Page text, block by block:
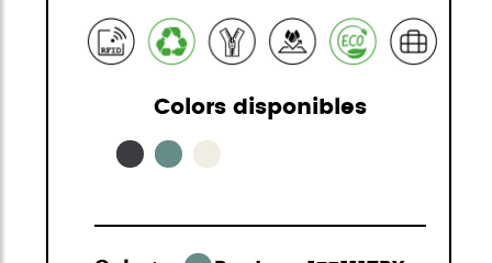
Colors disponibles